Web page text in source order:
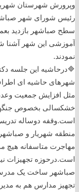
وپرورش شهرستان
رئیس شورای شهر
سطح صباشهر بازدید
آموزشی این شهر آشنا
نمودند.
🔷درحاشیه این جلسه
شهرهای حاشیه ای
مثل افزایش جمعیت
خشکسالی بخصوص
است.وقفه دوساله
منطقه شهریار و
مهاجرت متاسفانه
است.درحوزه تجهیزات
تجهیز مدارس هم به